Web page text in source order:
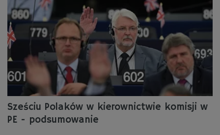
Sześciu Polaków w kierownictwie komisji w
PE - podsumowanie